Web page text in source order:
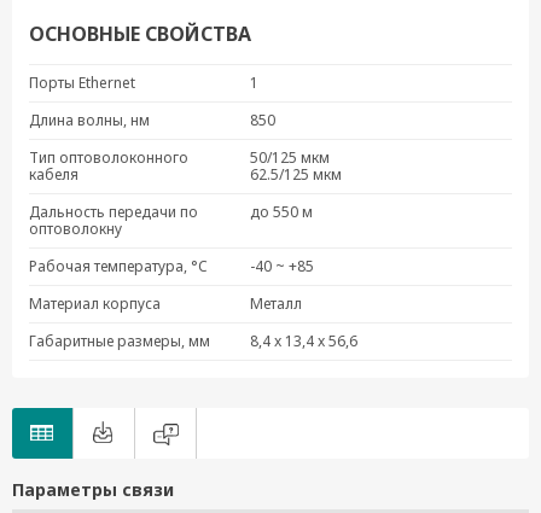
SFP-1GLHXLC-T
SFP-1GZXLC-T
SFP-1GLSXLC-T
SFP-1GLHLC
SFP-1GEZXLC
SFP-1GTXRJ45-T
ОСНОВНЫЕ СВОЙСТВА
Порты Ethernet
1
Длина волны, нм
850
Тип оптоволоконного
кабеля
50/125 мкм
62.5/125 мкм
Дальность передачи по
оптоволокну
до 550 м
Рабочая температура, °C
-40 ~ +85
Материал корпуса
Металл
Габаритные размеры, мм
8,4 x 13,4 x 56,6
Параметры связи